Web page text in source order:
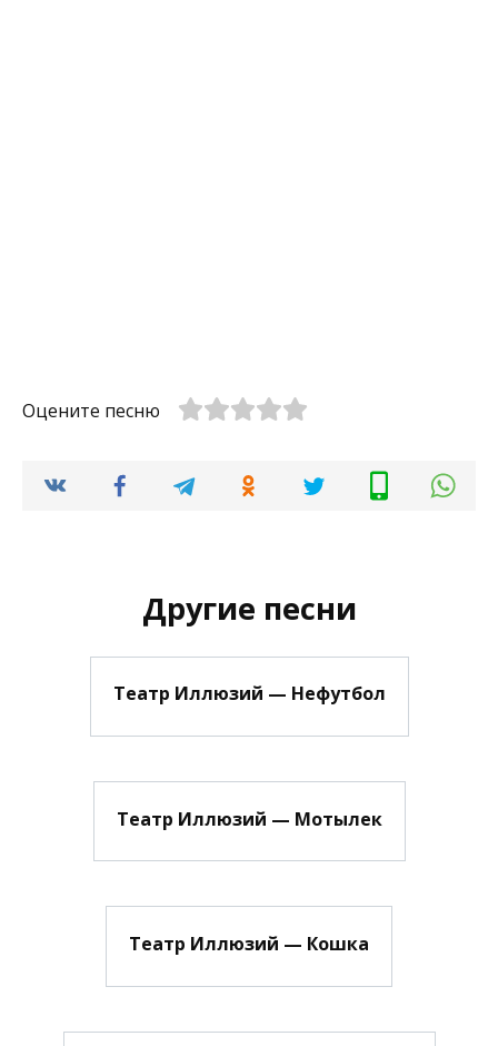
Оцените песню
Другие песни
Театр Иллюзий — Нефутбол
Театр Иллюзий — Мотылек
Театр Иллюзий — Кошка